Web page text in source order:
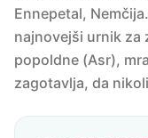
Ennepetal,
najnovejši urnik za
popoldne (Asr),
zagotavlja, da